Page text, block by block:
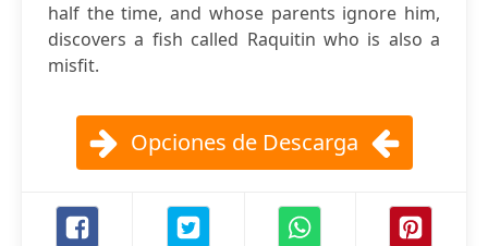
half the time, and whose parents ignore him,
discovers a fish called Raquitin who is also a
misfit.
Opciones de Descarga